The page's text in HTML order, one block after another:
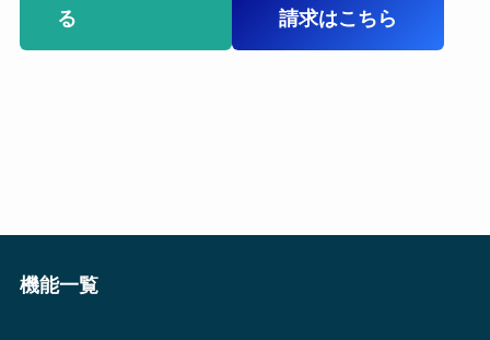
る
請求はこちら
機能一覧